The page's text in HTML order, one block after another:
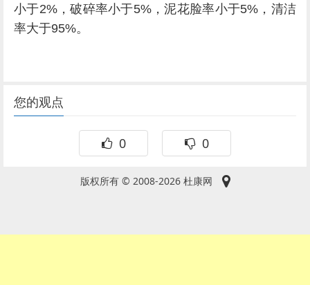
小于2%，破碎率小于5%，泥花脸率小于5%，清洁
率大于95%。
您的观点
0 0
版权所有 © 2008-2026 杜康网